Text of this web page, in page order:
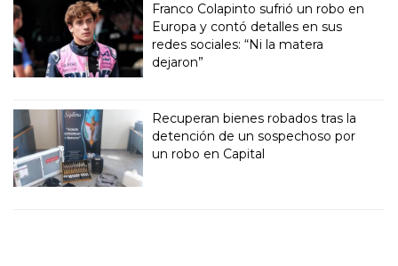
Franco Colapinto sufrió un robo en
Europa y contó detalles en sus
redes sociales: “Ni la matera
dejaron”
Recuperan bienes robados tras la
detención de un sospechoso por
un robo en Capital